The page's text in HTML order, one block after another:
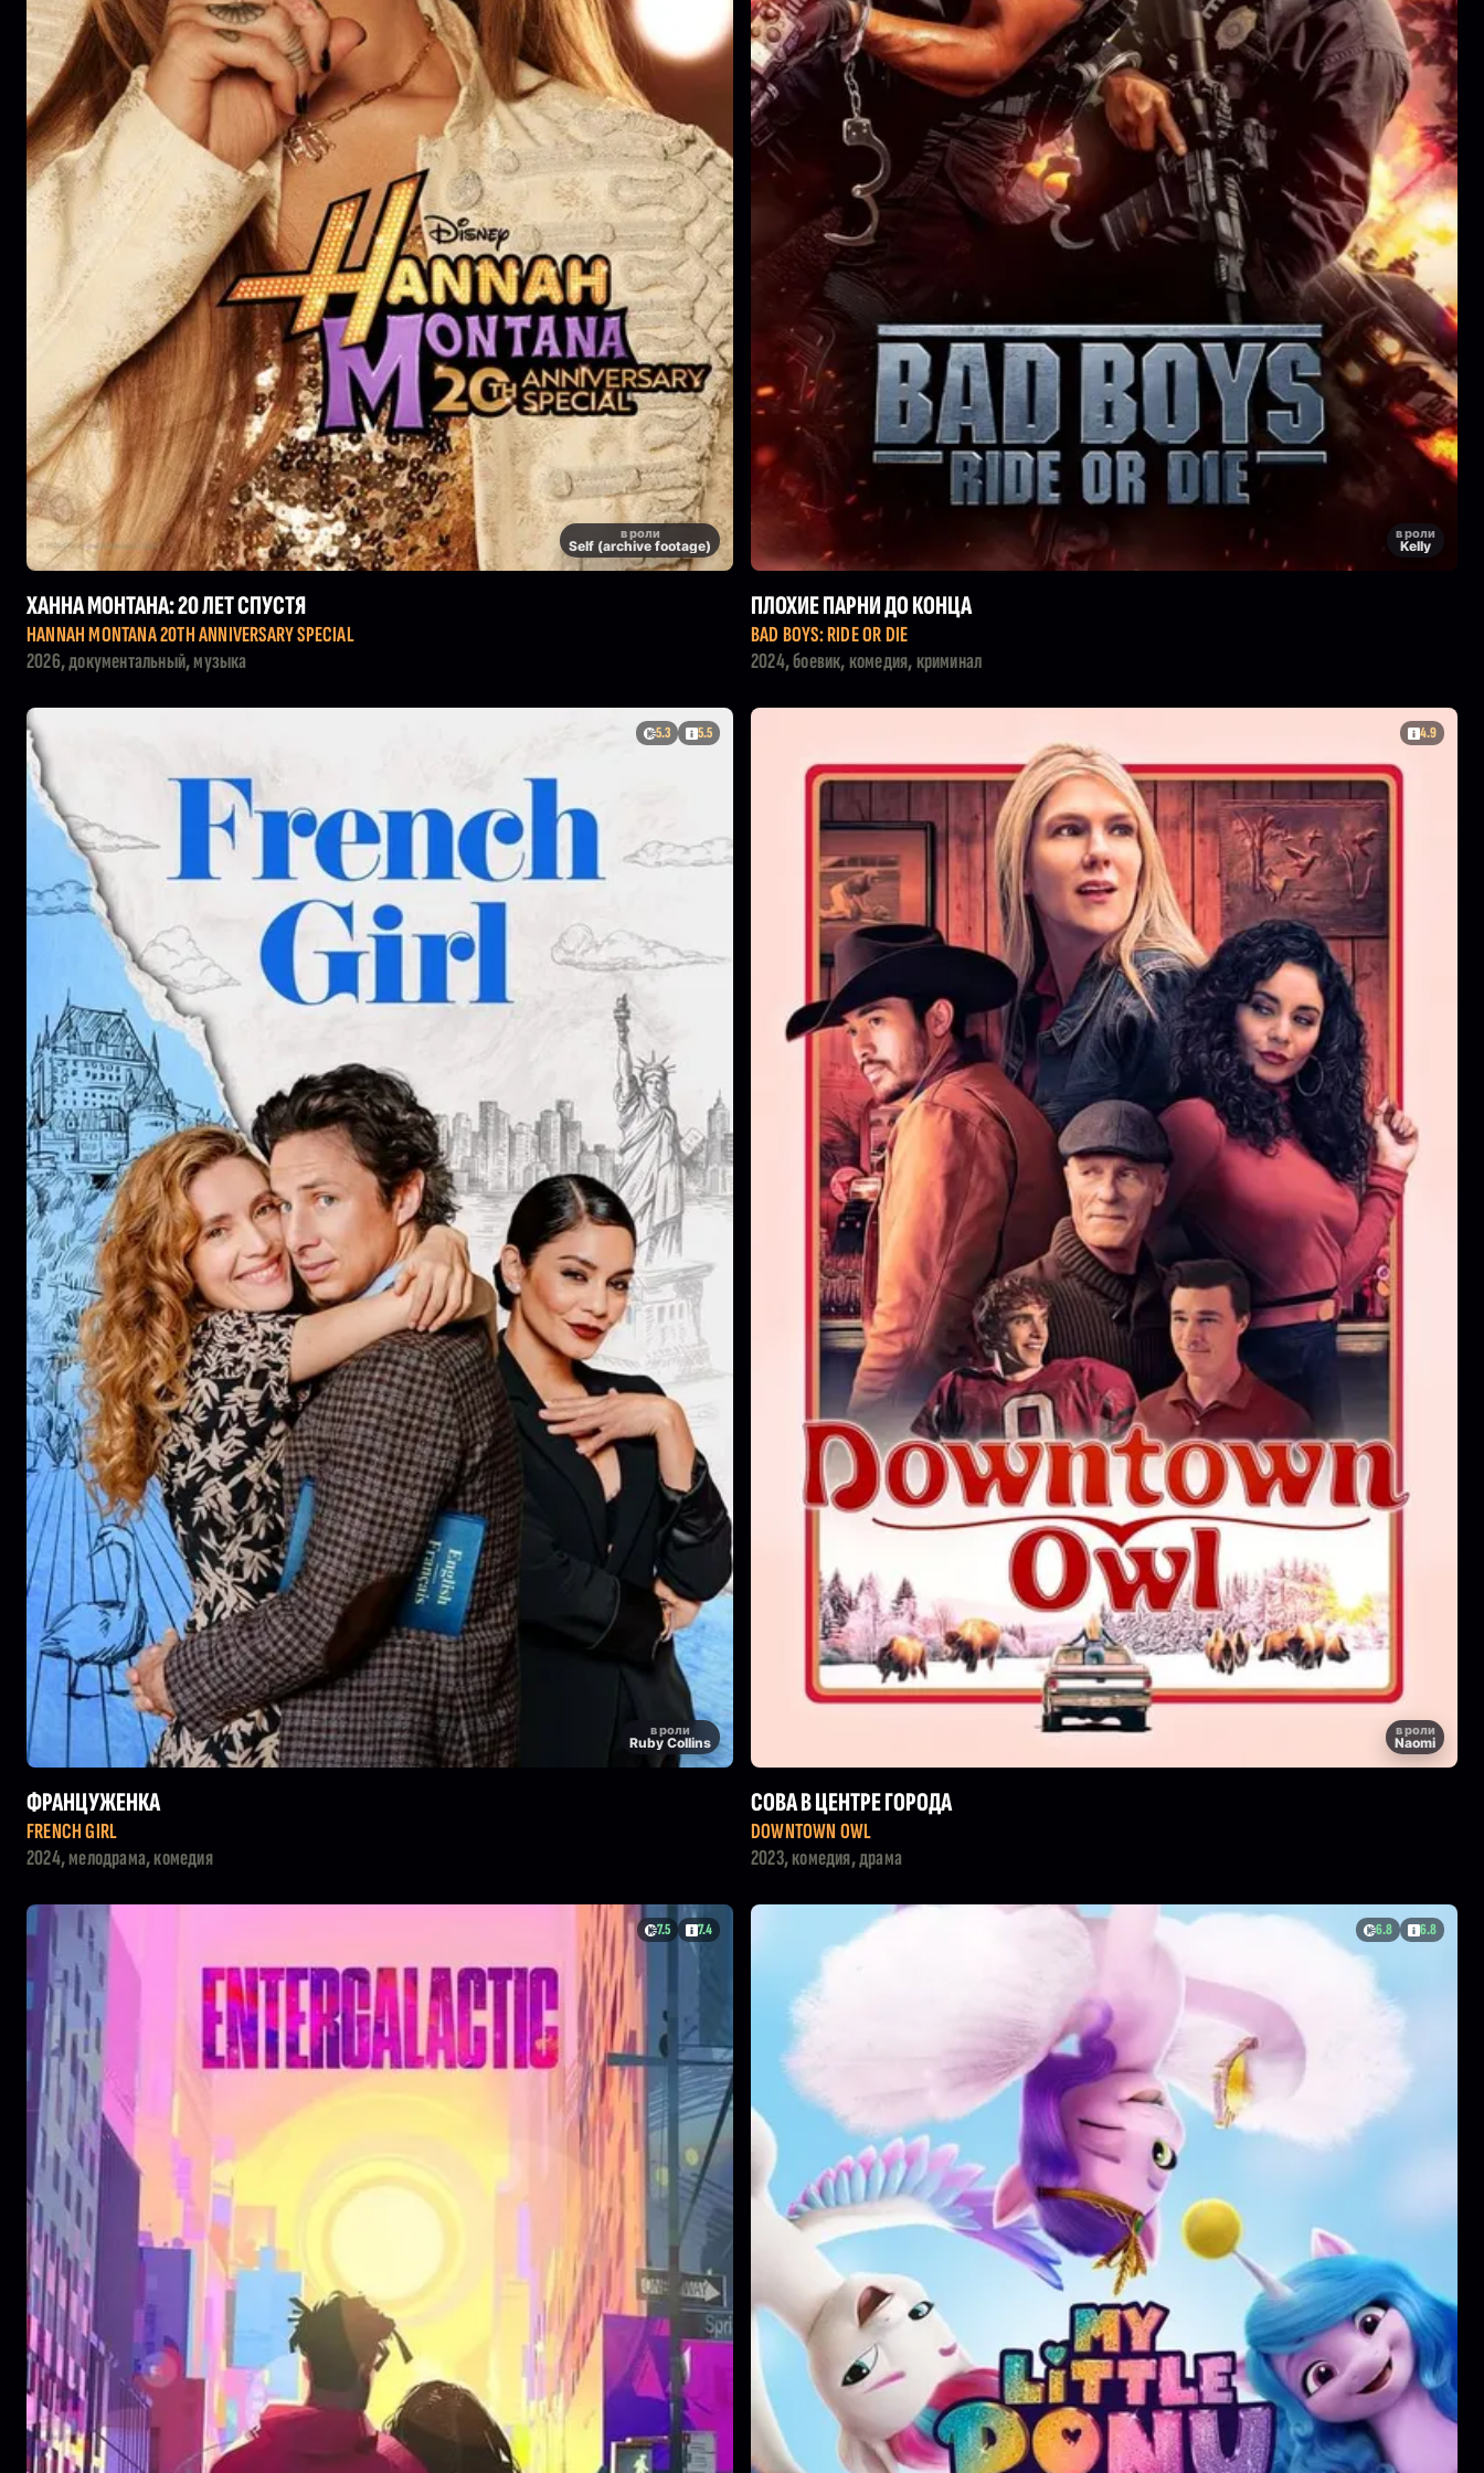
в роли
Self (archive footage)
ХАННА МОНТАНА: 20 ЛЕТ СПУСТЯ
HANNAH MONTANA 20TH ANNIVERSARY SPECIAL
2026, документальный, музыка
в роли
Kelly
ПЛОХИЕ ПАРНИ ДО КОНЦА
BAD BOYS: RIDE OR DIE
2024, боевик, комедия, криминал
5.3 5.5
в роли
Ruby Collins
ФРАНЦУЖЕНКА
FRENCH GIRL
2024, мелодрама, комедия
4.9
в роли
Naomi
СОВА В ЦЕНТРЕ ГОРОДА
DOWNTOWN OWL
2023, комедия, драма
7.5 7.4 6.8 6.8